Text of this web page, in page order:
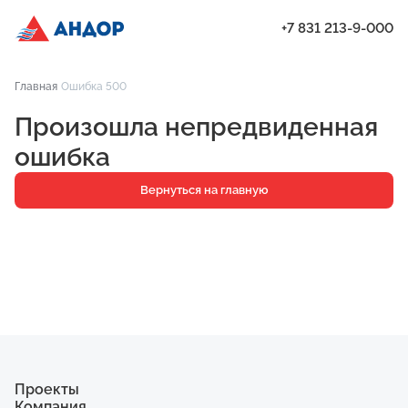
Проекты
Квартиры
Паркинг
Кладовые
+7 831 213-9-000
Главная Ошибка 500
Произошла непредвиденная
ошибка
Вернуться на главную
Проекты